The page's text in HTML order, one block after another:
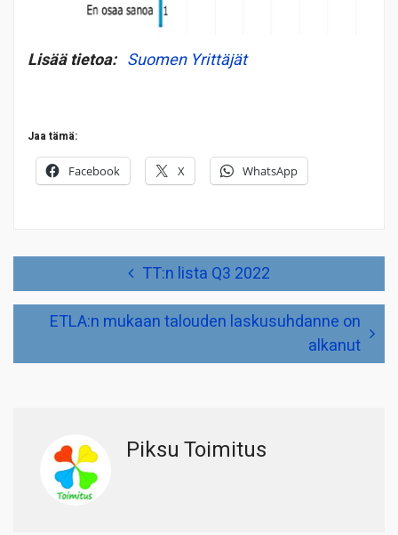
Lisää tietoa: Suomen Yrittäjät
Jaa tämä:
Facebook X WhatsApp
TT:n lista Q3 2022
ETLA:n mukaan talouden laskusuhdanne on
alkanut
Piksu Toimitus